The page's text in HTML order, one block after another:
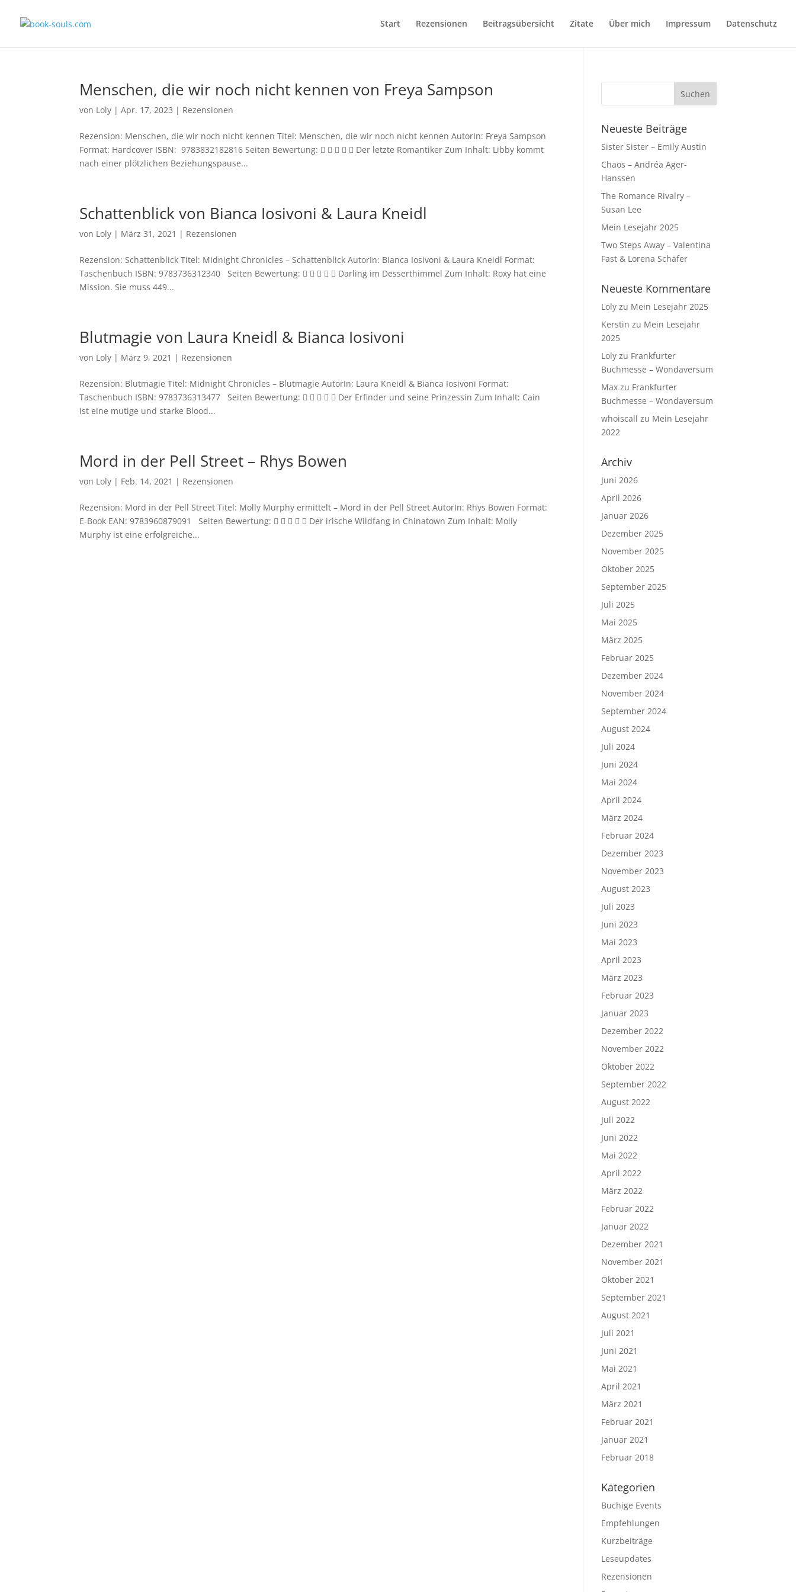
Start Rezensionen Beitragsübersicht Zitate Über mich Impressum Datenschutz
Menschen, die wir noch nicht kennen von Freya Sampson
von Loly |Apr. 17, 2023 | Rezensionen
Rezension: Menschen, die wir noch nicht kennen Titel: Menschen, die wir noch nicht kennen AutorIn: Freya Sampson
Format: Hardcover ISBN: ‎ 9783832182816 Seiten Bewertung:      Der letzte Romantiker Zum Inhalt: Libby kommt
nach einer plötzlichen Beziehungspause...
Schattenblick von Bianca Iosivoni & Laura Kneidl
von Loly | März 31, 2021 | Rezensionen
Rezension: Schattenblick Titel: Midnight Chronicles – Schattenblick AutorIn: Bianca Iosivoni & Laura Kneidl Format:
Taschenbuch ISBN: 9783736312340 Seiten Bewertung:      Darling im Desserthimmel Zum Inhalt: Roxy hat eine
Mission. Sie muss 449...
Blutmagie von Laura Kneidl & Bianca Iosivoni
von Loly | März 9, 2021 | Rezensionen
Rezension: Blutmagie Titel: Midnight Chronicles – Blutmagie AutorIn: Laura Kneidl & Bianca Iosivoni Format:
Taschenbuch ISBN: 9783736313477 Seiten Bewertung:      Der Erfinder und seine Prinzessin Zum Inhalt: Cain
ist eine mutige und starke Blood...
Mord in der Pell Street – Rhys Bowen
von Loly | Feb. 14, 2021 | Rezensionen
Rezension: Mord in der Pell Street Titel: Molly Murphy ermittelt – Mord in der Pell Street AutorIn: Rhys Bowen Format:
E-Book EAN: 9783960879091 Seiten Bewertung:      Der irische Wildfang in Chinatown Zum Inhalt: Molly
Murphy ist eine erfolgreiche...
Neueste Beiträge
Sister Sister – Emily Austin
Chaos – Andréa Ager-
Hanssen
The Romance Rivalry –
Susan Lee
Mein Lesejahr 2025
Two Steps Away – Valentina
Fast & Lorena Schäfer
Neueste Kommentare
Loly zu Mein Lesejahr 2025
Kerstin zu Mein Lesejahr
2025
Loly zu Frankfurter
Buchmesse – Wondaversum
Max zu Frankfurter
Buchmesse – Wondaversum
whoiscall zu Mein Lesejahr
2022
Archiv
Juni 2026
April 2026
Januar 2026
Dezember 2025
November 2025
Oktober 2025
September 2025
Juli 2025
Mai 2025
März 2025
Februar 2025
Dezember 2024
November 2024
September 2024
August 2024
Juli 2024
Juni 2024
Mai 2024
April 2024
März 2024
Februar 2024
Dezember 2023
November 2023
August 2023
Juli 2023
Juni 2023
Mai 2023
April 2023
März 2023
Februar 2023
Januar 2023
Dezember 2022
November 2022
Oktober 2022
September 2022
August 2022
Juli 2022
Juni 2022
Mai 2022
April 2022
März 2022
Februar 2022
Januar 2022
Dezember 2021
November 2021
Oktober 2021
September 2021
August 2021
Juli 2021
Juni 2021
Mai 2021
April 2021
März 2021
Februar 2021
Januar 2021
Februar 2018
Kategorien
Buchige Events
Empfehlungen
Kurzbeiträge
Leseupdates
Rezensionen